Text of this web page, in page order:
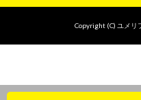
Copyright (C) ユメリ